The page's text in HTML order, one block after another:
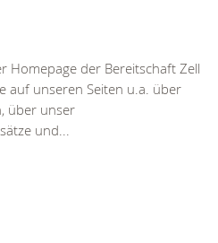
Homepage der Bereitschaft Zell
auf unseren Seiten u.a. über
über unser
und...